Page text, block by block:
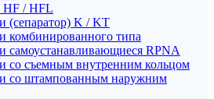
HF / HFL
(сепаратор) K / KT
комбинированного типа
самоустанавливающиеся RPNA
со съемным внутренним кольцом
со штампованным наружним